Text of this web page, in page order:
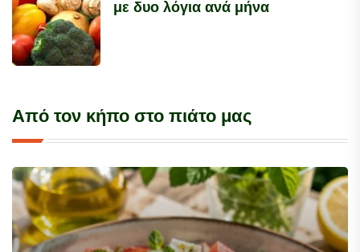
με δυο λόγια ανά μήνα
Από τον κήπο στο πιάτο μας